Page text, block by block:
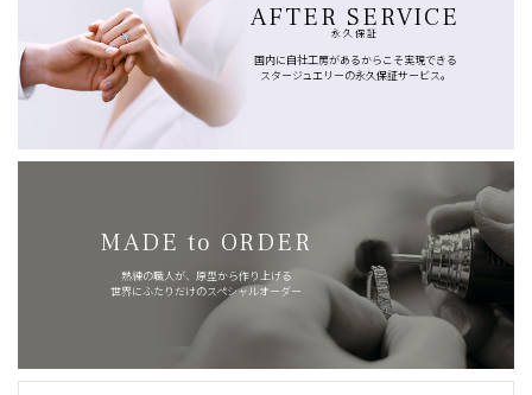
AFTER SERVICE
永久保証
国内に自社工房があるからこそ実現できる
スタージュエリーの永久保証サービス。
MADE to ORDER
熟練の職人が、原型から作り上げる
世界にふたりだけのスペシャルオーダー